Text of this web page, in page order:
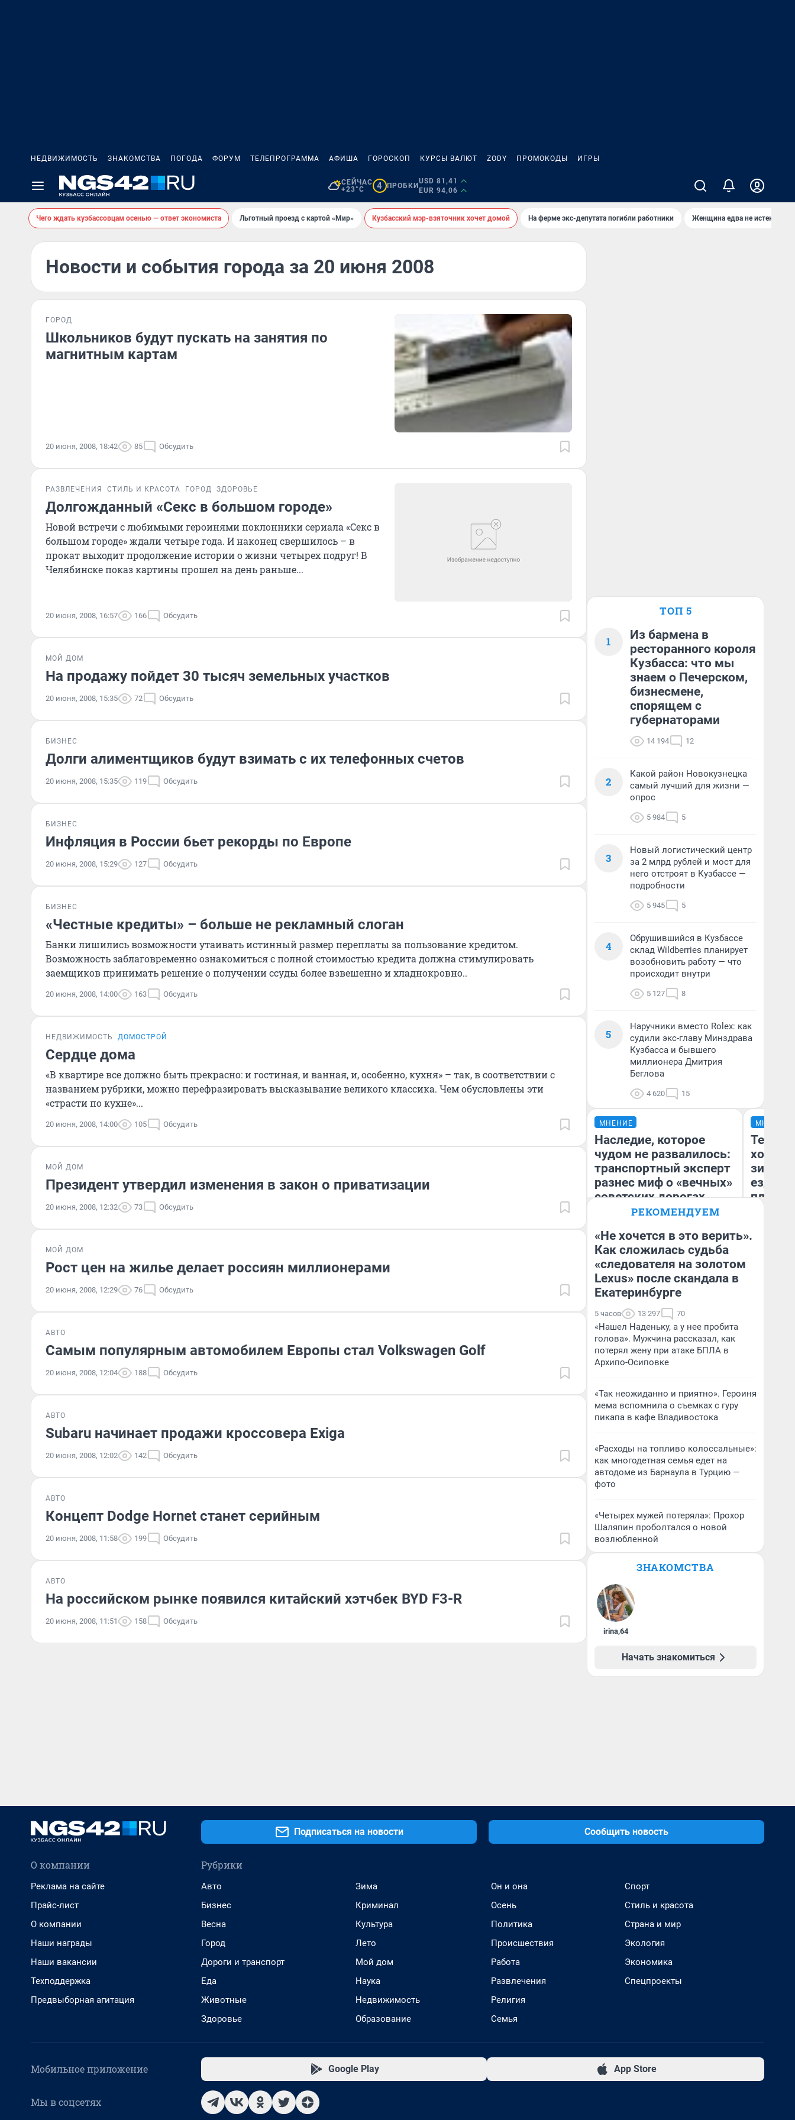
НЕДВИЖИМОСТЬ ЗНАКОМСТВА ПОГОДА ФОРУМ ТЕЛЕПРОГРАММА АФИША ГОРОСКОП КУРСЫ ВАЛЮТ ZODY ПРОМОКОДЫ ИГРЫ
СЕЙЧАС
+23°C
4 ПРОБКИ
USD 81,41
EUR 94,06
Чего ждать кузбассовцам осенью — ответ экономиста Льготный проезд с картой «Мир» Кузбасский мэр-взяточник хочет домой На ферме экс-депутата погибли работники Женщина едва не истекла
Новости и события города за 20 июня 2008
ГОРОД
Школьников будут пускать на занятия по
магнитным картам
20 июня, 2008, 18:42 85 Обсудить
РАЗВЛЕЧЕНИЯ СТИЛЬ И КРАСОТА ГОРОД ЗДОРОВЬЕ
Долгожданный «Секс в большом городе»
Новой встречи с любимыми героинями поклонники сериала «Секс в
большом городе» ждали четыре года. И наконец свершилось – в
прокат выходит продолжение истории о жизни четырех подруг! В
Челябинске показ картины прошел на день раньше...
20 июня, 2008, 16:57 166 Обсудить
МОЙ ДОМ
На продажу пойдет 30 тысяч земельных участков
20 июня, 2008, 15:35 72 Обсудить
БИЗНЕС
Долги алиментщиков будут взимать с их телефонных счетов
20 июня, 2008, 15:35 119 Обсудить
БИЗНЕС
Инфляция в России бьет рекорды по Европе
20 июня, 2008, 15:29 127 Обсудить
БИЗНЕС
«Честные кредиты» – больше не рекламный слоган
Банки лишились возможности утаивать истинный размер переплаты за пользование кредитом.
Возможность заблаговременно ознакомиться с полной стоимостью кредита должна стимулировать
заемщиков принимать решение о получении ссуды более взвешенно и хладнокровно..
20 июня, 2008, 14:00 163 Обсудить
НЕДВИЖИМОСТЬ ДОМОСТРОЙ
Сердце дома
«В квартире все должно быть прекрасно: и гостиная, и ванная, и, особенно, кухня» – так, в соответствии с
названием рубрики, можно перефразировать высказывание великого классика. Чем обусловлены эти
«страсти по кухне»...
20 июня, 2008, 14:00 105 Обсудить
МОЙ ДОМ
Президент утвердил изменения в закон о приватизации
20 июня, 2008, 12:32 73 Обсудить
МОЙ ДОМ
Рост цен на жилье делает россиян миллионерами
20 июня, 2008, 12:29 76 Обсудить
АВТО
Самым популярным автомобилем Европы стал Volkswagen Golf
20 июня, 2008, 12:04 188 Обсудить
АВТО
Subaru начинает продажи кроссовера Exiga
20 июня, 2008, 12:02 142 Обсудить
АВТО
Концепт Dodge Hornet станет серийным
20 июня, 2008, 11:58 199 Обсудить
АВТО
На российском рынке появился китайский хэтчбек BYD F3-R
20 июня, 2008, 11:51 158 Обсудить
ТОП 5
1
Из бармена в
ресторанного короля
Кузбасса: что мы
знаем о Печерском,
бизнесмене,
спорящем с
губернаторами
14 194 12
2
Какой район Новокузнецка
самый лучший для жизни —
опрос
5 984 5
3
Новый логистический центр
за 2 млрд рублей и мост для
него отстроят в Кузбассе —
подробности
5 945 5
4
Обрушившийся в Кузбассе
склад Wildberries планирует
возобновить работу — что
происходит внутри
5 127 8
5
Наручники вместо Rolex: как
судили экс-главу Минздрава
Кузбасса и бывшего
миллионера Дмитрия
Беглова
4 620 15
МНЕНИЕ
Наследие, которое
чудом не развалилось:
транспортный эксперт
разнес миф о «вечных»
советских дорогах
Олег Арефьев
Блогер, предприниматель,
владелец в транспортном
бизнесе
МНЕНИЕ
Тепло
зимой.
ездит
плюсы
РЕКОМЕНДУЕМ
«Не хочется в это верить».
Как сложилась судьба
«следователя на золотом
Lexus» после скандала в
Екатеринбурге
5 часов 13 297 70
«Нашел Наденьку, а у нее пробита
голова». Мужчина рассказал, как
потерял жену при атаке БПЛА в
Архипо-Осиповке
«Так неожиданно и приятно». Героиня
мема вспомнила о съемках с гуру
пикапа в кафе Владивостока
«Расходы на топливо колоссальные»:
как многодетная семья едет на
автодоме из Барнаула в Турцию —
фото
«Четырех мужей потеряла»: Прохор
Шаляпин проболтался о новой
возлюбленной
ЗНАКОМСТВА
irina,64
Начать знакомиться
Подписаться на новости Сообщить новость
О компании
Реклама на сайте
Прайс-лист
О компании
Наши награды
Наши вакансии
Техподдержка
Предвыборная агитация
Рубрики
Авто
Бизнес
Весна
Город
Дороги и транспорт
Еда
Животные
Здоровье
Зима
Криминал
Культура
Лето
Мой дом
Наука
Недвижимость
Образование
Он и она
Осень
Политика
Происшествия
Работа
Развлечения
Религия
Семья
Спорт
Стиль и красота
Страна и мир
Экология
Экономика
Спецпроекты
Мобильное приложение Google Play App Store
Мы в соцсетях